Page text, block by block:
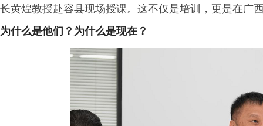
长黄煌教授赴容县现场授课。这不仅是培训，更是在广
为什么是他们？为什么是现在？